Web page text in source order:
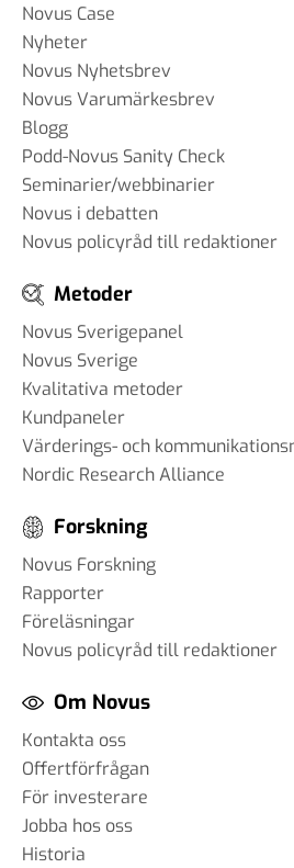
Novus Case
Nyheter
Novus Nyhetsbrev
Novus Varumärkesbrev
Blogg
Podd-Novus Sanity Check
Seminarier/webbinarier
Novus i debatten
Novus policyråd till redaktioner
Metoder
Novus Sverigepanel
Novus Sverige
Kvalitativa metoder
Kundpaneler
Värderings- och
Nordic Research Alliance
Forskning
Novus Forskning
Rapporter
Föreläsningar
Novus policyråd till redaktioner
Om Novus
Kontakta oss
Offertförfrågan
För investerare
Jobba hos oss
Historia